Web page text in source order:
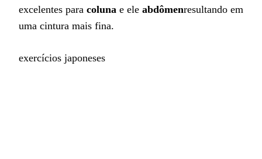
excelentes para coluna e ele abdômenresultando em
uma cintura mais fina.
exercícios japoneses